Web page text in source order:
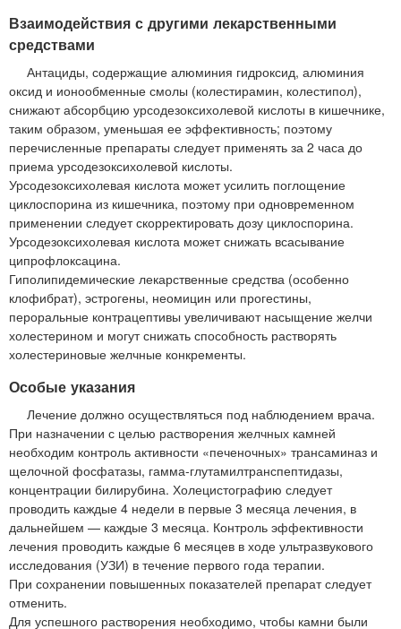
Взаимодействия с другими лекарственными
средствами
Антациды, содержащие алюминия гидроксид, алюминия
оксид и ионообменные смолы (колестирамин, колестипол),
снижают абсорбцию урсодезоксихолевой кислоты в кишечнике,
таким образом, уменьшая ее эффективность; поэтому
перечисленные препараты следует применять за 2 часа до
приема урсодезоксихолевой кислоты.
Урсодезоксихолевая кислота может усилить поглощение
циклоспорина из кишечника, поэтому при одновременном
применении следует скорректировать дозу циклоспорина.
Урсодезоксихолевая кислота может снижать всасывание
ципрофлоксацина.
Гиполипидемические лекарственные средства (особенно
клофибрат), эстрогены, неомицин или прогестины,
пероральные контрацептивы увеличивают насыщение желчи
холестерином и могут снижать способность растворять
холестериновые желчные конкременты.
Особые указания
Лечение должно осуществляться под наблюдением врача.
При назначении с целью растворения желчных камней
необходим контроль активности «печеночных» трансаминаз и
щелочной фосфатазы, гамма-глутамилтранспептидазы,
концентрации билирубина. Холецистографию следует
проводить каждые 4 недели в первые 3 месяца лечения, в
дальнейшем — каждые 3 месяца. Контроль эффективности
лечения проводить каждые 6 месяцев в ходе ультразвукового
исследования (УЗИ) в течение первого года терапии.
При сохранении повышенных показателей препарат следует
отменить.
Для успешного растворения необходимо, чтобы камни были